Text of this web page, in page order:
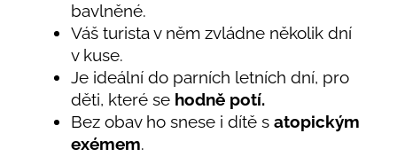
bavlněné.
Váš turista v něm zvládne několik dní
v kuse.
Je ideální do parních letních dní, pro
děti, které se hodně potí.
Bez obav ho snese i dítě s atopickým
exémem.